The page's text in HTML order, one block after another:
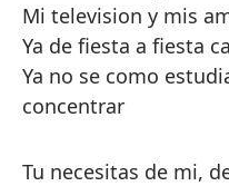
Mi television y mis
Ya de fiesta a fiesta
Ya no se como
concentrar
Tu necesitas de mi,